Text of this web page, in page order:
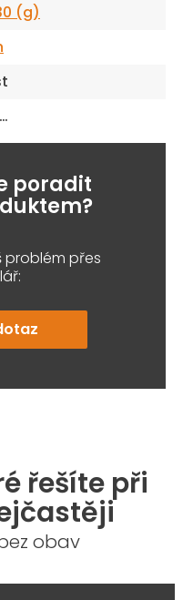
(g)
poradit
přes
řešíte při
obav